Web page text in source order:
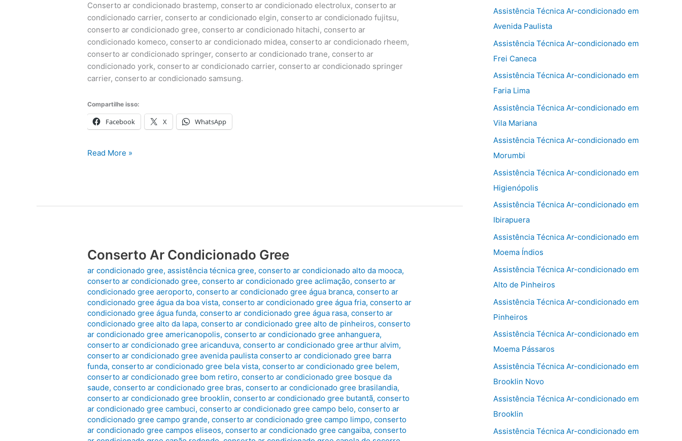
Conserto ar condicionado brastemp, conserto ar condicionado electrolux, conserto ar
condicionado carrier, conserto ar condicionado elgin, conserto ar condicionado fujitsu,
conserto ar condicionado gree, conserto ar condicionado hitachi, conserto ar
condicionado komeco, conserto ar condicionado midea, conserto ar condicionado rheem,
conserto ar condicionado springer, conserto ar condicionado trane, conserto ar
condicionado york, conserto ar condicionado carrier, conserto ar condicionado springer
carrier, conserto ar condicionado samsung.
Compartilhe isso:
Facebook X WhatsApp
Conserto
Read More »
Conserto Ar Condicionado Gree
ar condicionado gree,assistência técnica gree,conserto ar condicionado alto da mooca,
conserto ar condicionado gree,conserto ar condicionado gree aclimação,conserto ar
condicionado gree aeroporto,conserto ar condicionado gree água branca,conserto ar
condicionado gree água da boa vista,conserto ar condicionado gree água fria,conserto ar
condicionado gree água funda,conserto ar condicionado gree água rasa,conserto ar
condicionado gree alto da lapa,conserto ar condicionado gree alto de pinheiros,conserto
ar condicionado gree americanopolis,conserto ar condicionado gree anhanguera,
conserto ar condicionado gree aricanduva,conserto ar condicionado gree arthur alvim,
conserto ar condicionado gree avenida paulista conserto ar condicionado gree barra
funda,conserto ar condicionado gree bela vista,conserto ar condicionado gree belem,
conserto ar condicionado gree bom retiro,conserto ar condicionado gree bosque da
saude,conserto ar condicionado gree bras,conserto ar condicionado gree brasilandia,
conserto ar condicionado gree brooklin,conserto ar condicionado gree butantã,conserto
ar condicionado gree cambuci,conserto ar condicionado gree campo belo,conserto ar
condicionado gree campo grande,conserto ar condicionado gree campo limpo,conserto
ar condicionado gree campos eliseos,conserto ar condicionado gree cangaiba,conserto
Assistência Técnica Ar-condicionado em
Avenida Paulista
Assistência Técnica Ar-condicionado em
Frei Caneca
Assistência Técnica Ar-condicionado em
Faria Lima
Assistência Técnica Ar-condicionado em
Vila Mariana
Assistência Técnica Ar-condicionado em
Morumbi
Assistência Técnica Ar-condicionado em
Higienópolis
Assistência Técnica Ar-condicionado em
Ibirapuera
Assistência Técnica Ar-condicionado em
Moema Índios
Assistência Técnica Ar-condicionado em
Alto de Pinheiros
Assistência Técnica Ar-condicionado em
Pinheiros
Assistência Técnica Ar-condicionado em
Moema Pássaros
Assistência Técnica Ar-condicionado em
Brooklin Novo
Assistência Técnica Ar-condicionado em
Brooklin
Assistência Técnica Ar-condicionado em